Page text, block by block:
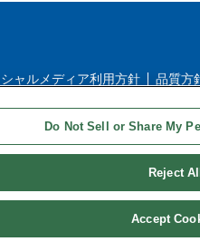
ャルメディア利用方針 品質方
ストアご利用ガイド ス
Do Not Sell or Share My
Reject All
Accept